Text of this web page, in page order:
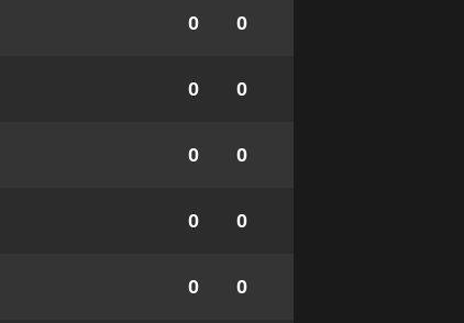
0 0
0 0
0 0
0 0
0 0